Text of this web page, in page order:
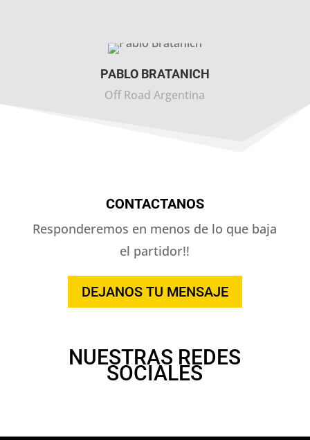
PABLO BRATANICH
Off Road Argentina
CONTACTANOS
Responderemos en menos de lo que baja
el partidor!!
DEJANOS TU MENSAJE
NUESTRAS REDES
SOCIALES